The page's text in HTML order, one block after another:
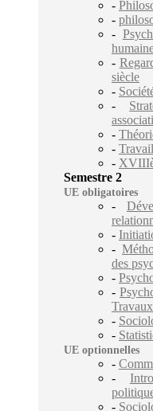
-
-
-
-
siècle
-
-
-
-
-
Semestre 2
UE obligatoires
-
-
-
des
-
-
-
-
UE optionnelles
-
-
-